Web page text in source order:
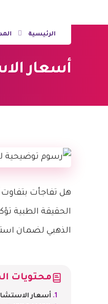
الرئيسية
أسعار
هل تفاجأت بتفاوت
الحقيقة الطبية
الذهبي لضمان
محتويات
أسعار